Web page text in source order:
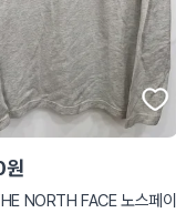
NORTH FACE 노스페이